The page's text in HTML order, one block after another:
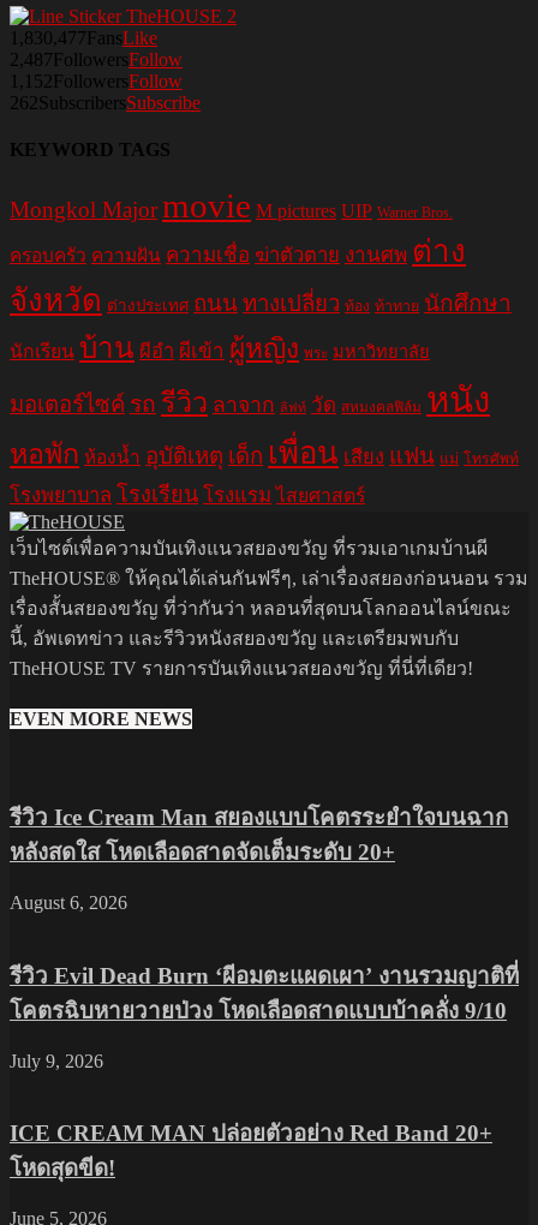
1,830,477FansLike
2,487FollowersFollow
1,152FollowersFollow
262SubscribersSubscribe
KEYWORD TAGS
Mongkol Majormovie M pictures UIP Warner Bros.
ครอบครัว ความฝัน ความเชื่อ ฆ่าตัวตาย งานศพ ต่าง
จังหวัด ต่างประเทศ ถนนทางเปลี่ยว ท้อง ท้าทาย นักศึกษา
นักเรียน บ้าน ผีอำ ผีเข้า ผู้หญิง พระ มหาวิทยาลัย
มอเตอร์ไซค์ รถ รีวิว ลาจาก ลิฟท์ วัด สหมงคลฟิล์ม หนัง
หอพัก ห้องน้ำ อุบัติเหตุ เด็ก เพื่อน เสียง แฟน แม่ โทรศัพท์
โรงพยาบาล โรงเรียน โรงแรม ไสยศาสตร์
เว็บไซต์เพื่อความบันเทิงแนวสยองขวัญ ที่รวมเอาเกมบ้านผี
TheHOUSE® ให้คุณได้เล่นกันฟรีๆ, เล่าเรื่องสยองก่อนนอน รวม
เรื่องสั้นสยองขวัญ ที่ว่ากันว่า หลอนที่สุดบนโลกออนไลน์ขณะ
นี้, อัพเดทข่าว และรีวิวหนังสยองขวัญ และเตรียมพบกับ
TheHOUSE TV รายการบันเทิงแนวสยองขวัญ ที่นี่ที่เดียว!
EVEN MORE NEWS
รีวิว Ice Cream Man สยองแบบโคตรระยำใจบนฉาก
หลังสดใส โหดเลือดสาดจัดเต็มระดับ 20+
August 6, 2026
รีวิว Evil Dead Burn ‘ผีอมตะแผดเผา’ งานรวมญาติที่
โคตรฉิบหายวายป่วง โหดเลือดสาดแบบบ้าคลั่ง 9/10
July 9, 2026
ICE CREAM MAN ปล่อยตัวอย่าง Red Band 20+
โหดสุดขีด!
June 5, 2026